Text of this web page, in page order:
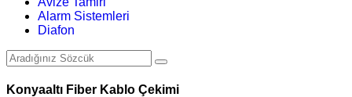
Alarm Sistemleri
Diafon
Konyaaltı Fiber Kablo Çekimi